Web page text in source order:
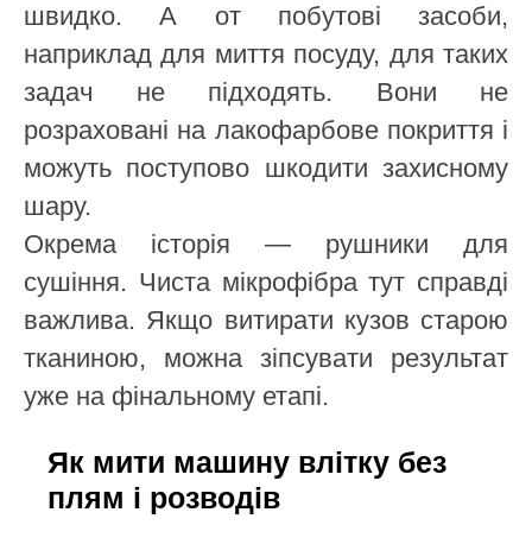
швидко. А от побутові засоби,
наприклад для миття посуду, для таких
задач не підходять. Вони не
розраховані на лакофарбове покриття і
можуть поступово шкодити захисному
шару.
Окрема історія — рушники для
сушіння. Чиста мікрофібра тут справді
важлива. Якщо витирати кузов старою
тканиною, можна зіпсувати результат
уже на фінальному етапі.
Як мити машину влітку без
плям і розводів